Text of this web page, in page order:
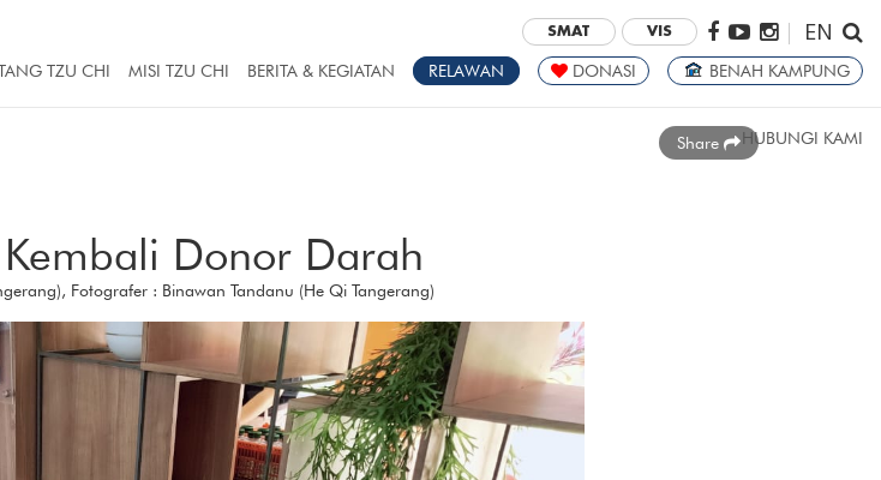
SMAT VIS | EN
TZU CHI MISI TZU CHI BERITA & KEGIATAN RELAWAN DONASI BENAH KAMPUNG
HUBUNGI KAMI
Share
Donor Darah
Fotografer : Binawan Tandanu (He Qi Tangerang)